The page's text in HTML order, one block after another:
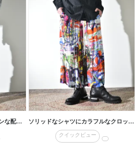
Licht Bestreben 2026SS クリーンな配色に退廃的にジャガードを施したセットアップ ソリッドなシャツにカラフルなクロップドイージーパンツ
クイックビュー